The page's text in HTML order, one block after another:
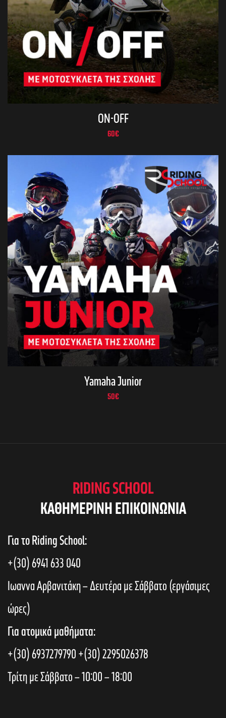
ON-OFF
60€
Yamaha Junior
50€
RIDING SCHOOL
KAΘΗΜΕΡΙΝΗ ΕΠΙΚΟΙΝΩΝΙΑ
Για το Riding School:
+(30) 6941 633 040
Ιωαννα Αρβανιτάκη – Δευτέρα με Σάββατο (εργάσιμες
ώρες)
Για ατομικά μαθήματα:
+(30) 6937279790+(30) 2295026378
Τρίτη με Σάββατο – 10:00 – 18:00